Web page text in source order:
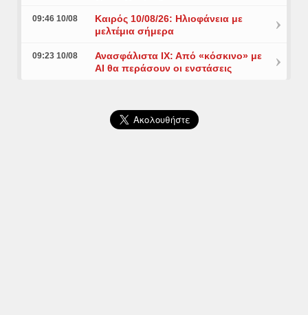
09:46 10/08
Καιρός 10/08/26: Ηλιοφάνεια με
μελτέμια σήμερα
09:23 10/08
Ανασφάλιστα ΙΧ: Από «κόσκινο» με
AI θα περάσουν οι ενστάσεις